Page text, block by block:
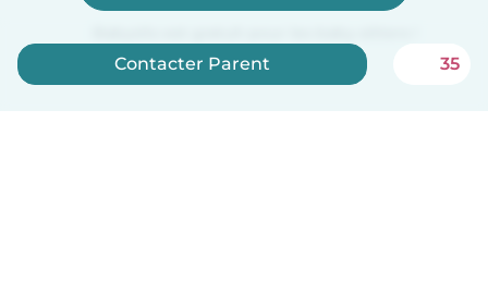
Contacter Parent 35